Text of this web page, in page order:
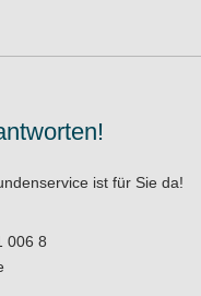
ist für Sie da!
006 8